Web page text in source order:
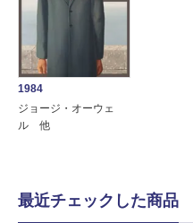
1984
ジョージ・オーウェ
ル 他
最近チェックした商品